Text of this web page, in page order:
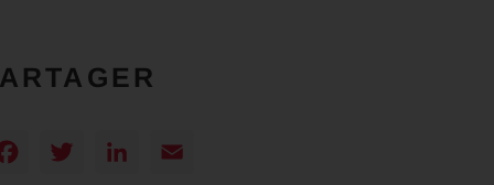
Facebook
TwitterLinkedIn